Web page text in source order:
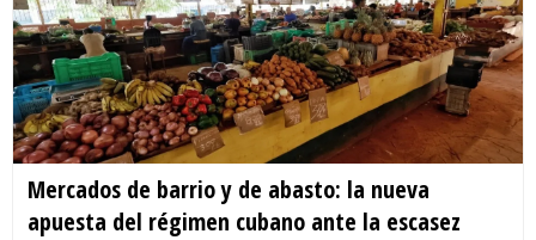
Mercados de barrio y de abasto: la nueva
apuesta del régimen cubano ante la escasez